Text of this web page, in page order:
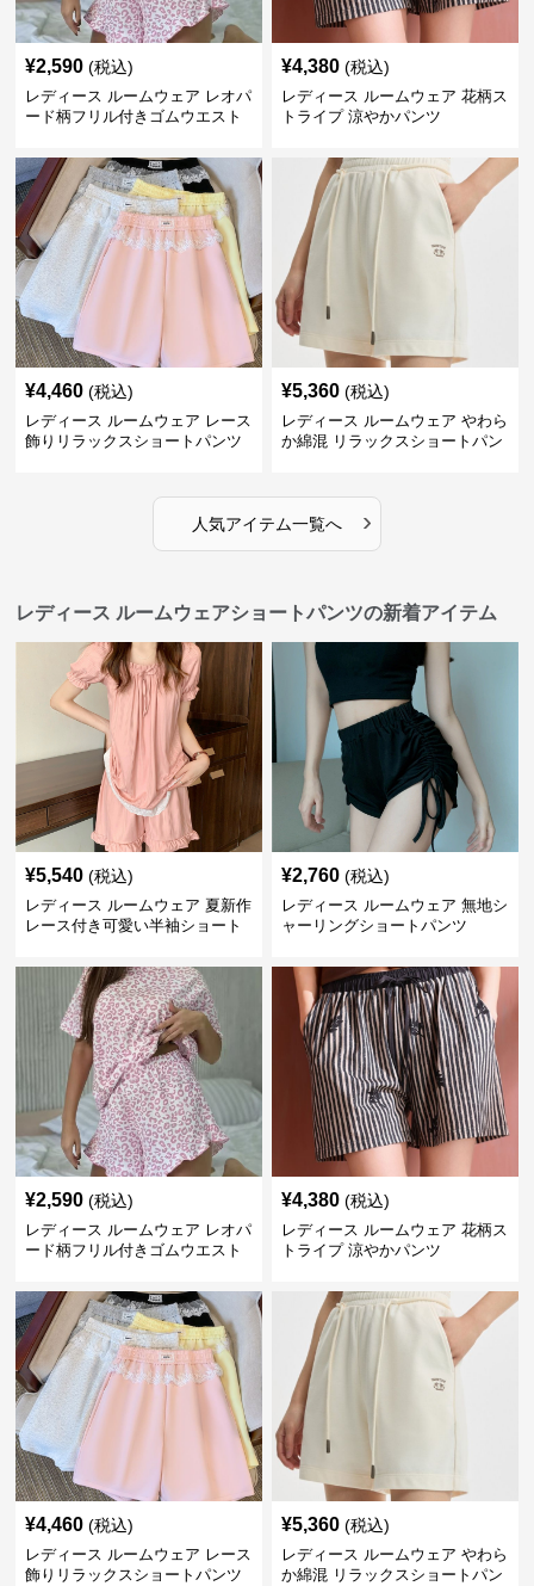
¥2,590 (税込)
レディース ルームウェア レオパ
ード柄フリル付きゴムウエスト
¥4,380 (税込)
レディース ルームウェア 花柄ス
トライプ 涼やかパンツ
¥4,460 (税込)
レディース ルームウェア レース
飾りリラックスショートパンツ
¥5,360 (税込)
レディース ルームウェア やわら
か綿混 リラックスショートパン
人気アイテム一覧へ ›
レディース ルームウェアショートパンツの新着アイテム
¥5,540 (税込)
レディース ルームウェア 夏新作
レース付き可愛い半袖ショート
¥2,760 (税込)
レディース ルームウェア 無地シ
ャーリングショートパンツ
¥2,590 (税込)
レディース ルームウェア レオパ
ード柄フリル付きゴムウエスト
¥4,380 (税込)
レディース ルームウェア 花柄ス
トライプ 涼やかパンツ
¥4,460 (税込)
レディース ルームウェア レース
飾りリラックスショートパンツ
¥5,360 (税込)
レディース ルームウェア やわら
か綿混 リラックスショートパン